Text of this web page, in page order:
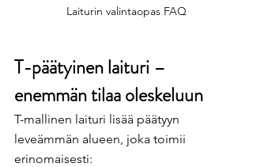
Laiturin valintaopas FAQ
T-päätyinen laituri –
enemmän tilaa oleskeluun
T-mallinen laituri lisää päätyyn
leveämmän alueen, joka toimii
erinomaisesti: